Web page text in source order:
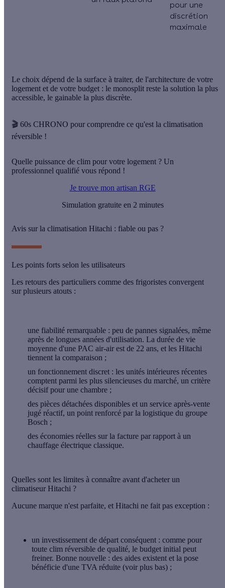
pour une
discrétion
maximale
Le choix dépend de la surface à traiter, de l'architecture de votre
logement et de votre budget : le monosplit reste la solution la plus
accessible, le gainable la plus discrète.
🎬 60s CHRONO pour comprendre ce qu'est la climatisation
réversible !
Quelle puissance de clim pour votre logement ? Un
professionnel qualifié vous répond !
Je trouve mon artisan RGE
Simulation gratuite en 2 minutes
Avis sur la climatisation Hitachi : fiable ou pas ?
Les points forts selon les utilisateurs
Les retours des particuliers comme des frigoristes convergent
sur plusieurs atouts :
une fiabilité remarquable : peu de pannes signalées, même
après de longues années d'utilisation. La durée de vie
moyenne d'une PAC air-air est de 22 ans, et les Hitachi
tiennent la comparaison ;
un fonctionnement discret : les unités intérieures récentes
comptent parmi les plus silencieuses du marché, un critère
décisif pour une chambre ;
des pièces détachées disponibles et un service après-vente
jugé réactif, un point renforcé par la logistique du groupe
Bosch ;
des économies réelles sur la facture par rapport à un
chauffage électrique classique.
Quelles sont les limites à connaître avant d'acheter un
climatiseur Hitachi ?
Aucune marque n'est parfaite, et Hitachi ne fait pas exception :
un investissement de départ conséquent : comme pour
toute clim réversible de qualité, le budget initial peut
freiner. Bonne nouvelle : des aides existent et la pose
bénéficie d'une TVA réduite (voir plus bas) ;